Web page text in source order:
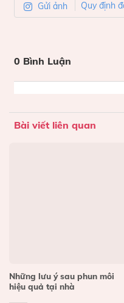
Gửi ảnh Quy định
0 Bình Luận
Bài viết liên quan
Những lưu ý sau phun môi
hiệu quả tại nhà